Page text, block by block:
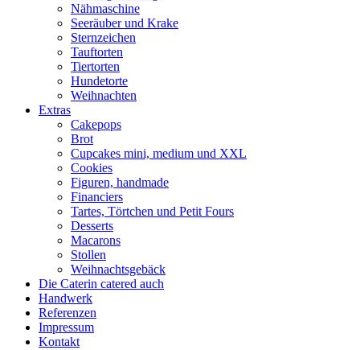
Nähmaschine
Seeräuber und Krake
Sternzeichen
Tauftorten
Tiertorten
Hundetorte
Weihnachten
Extras
Cakepops
Brot
Cupcakes mini, medium und XXL
Cookies
Figuren, handmade
Financiers
Tartes, Törtchen und Petit Fours
Desserts
Macarons
Stollen
Weihnachtsgebäck
Die Caterin catered auch
Handwerk
Referenzen
Impressum
Kontakt